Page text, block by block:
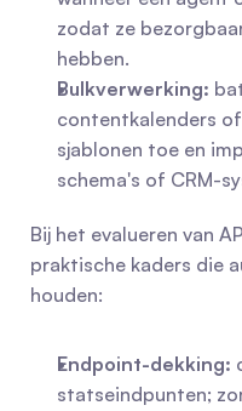
zodat ze
hebben.
Bulkverwerking:
contentkalenders
sjablonen toe en
schema's of CRM-
Bij het evalueren van
praktische kaders die
houden:
Endpoint-dekking:
statseindpunten;